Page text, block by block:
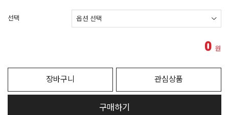
선택
0 원
장바구니 관심상품
구매하기